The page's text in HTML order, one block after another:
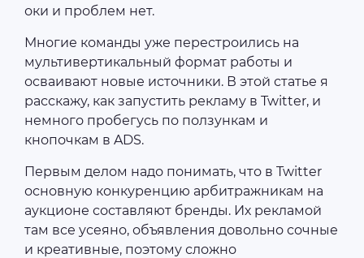
оки и проблем нет.
Многие команды уже перестроились на
мультивертикальный формат работы и
осваивают новые источники. В этой статье я
расскажу, как запустить рекламу в Twitter, и
немного пробегусь по ползункам и
кнопочкам в ADS.
Первым делом надо понимать, что в Twitter
основную конкуренцию арбитражникам на
аукционе составляют бренды. Их рекламой
там все усеяно, объявления довольно сочные
и креативные, поэтому сложно